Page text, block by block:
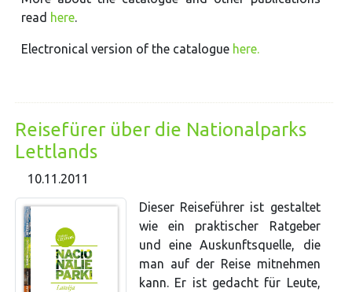
read here.
Electronical version of the catalogue here.
Reisefürer über die Nationalparks
Lettlands
10.11.2011
Dieser Reiseführer ist gestaltet
wie ein praktischer Ratgeber
und eine Auskunftsquelle, die
man auf der Reise mitnehmen
kann. Er ist gedacht für Leute,